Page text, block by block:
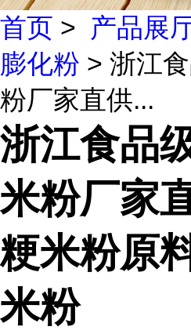
首页 > 产品展
膨化粉 > 浙江
粉厂家直供...
浙江食品
米粉厂家
粳米粉原
米粉